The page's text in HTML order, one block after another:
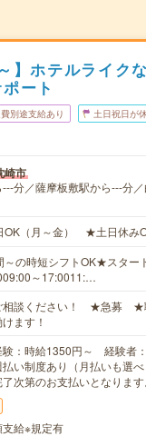
】ホテルライク
ート
別途支給あり 土日祝日が
崎市
分／薩摩板敷駅から---分
OK（月～金） ★土日休み
の時短シフトOK★スター
～17:0011:…
相談ください！ ★急募 ★
ます！
験：時給1350円～ 経験
払い制度あり（月払いも選
次第のお支払いとなります
給※規定有